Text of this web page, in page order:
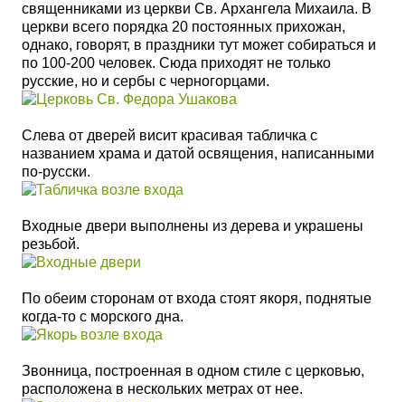
священниками из церкви Св. Архангела Михаила. В
церкви всего порядка 20 постоянных прихожан,
однако, говорят, в праздники тут может собираться и
по 100-200 человек. Сюда приходят не только
русские, но и сербы с черногорцами.
Слева от дверей висит красивая табличка с
названием храма и датой освящения, написанными
по-русски.
Входные двери выполнены из дерева и украшены
резьбой.
По обеим сторонам от входа стоят якоря, поднятые
когда-то с морского дна.
Звонница, построенная в одном стиле с церковью,
расположена в нескольких метрах от нее.